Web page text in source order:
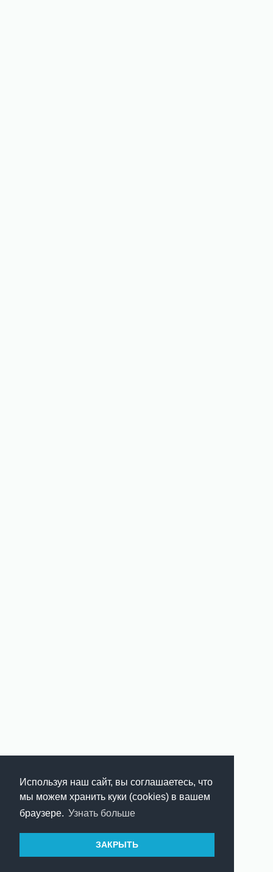
Используя наш сайт, вы соглашаетесь, что
мы можем хранить куки (cookies) в вашем
браузере. Узнать больше
ЗАКРЫТЬ